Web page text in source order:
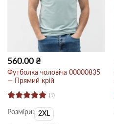
560.00 ₴
Футболка чоловіча 00000835
— Прямий крій
Оцінено в
5з 5
(1)
Розміри: 2XL